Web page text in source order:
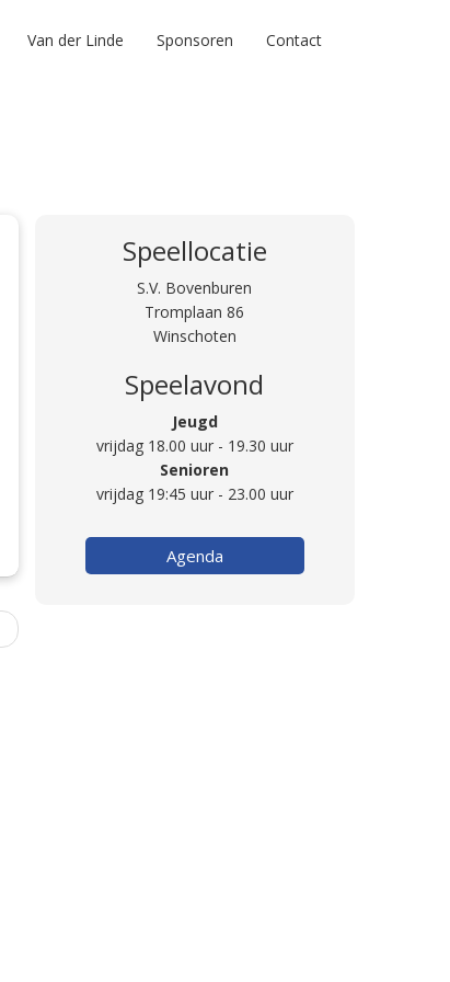
Van der Linde Sponsoren Contact
Speellocatie
S.V. Bovenburen
Tromplaan 86
Winschoten
Speelavond
Jeugd
vrijdag 18.00 uur - 19.30 uur
Senioren
vrijdag 19:45 uur - 23.00 uur
Agenda